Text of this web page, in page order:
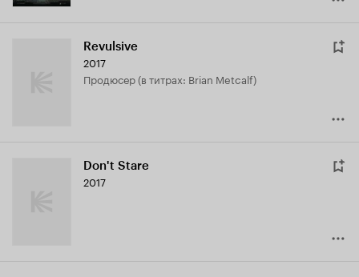
Revulsive
2017
продюсер (в титрах: Brian Metcalf)
Don't Stare
2017